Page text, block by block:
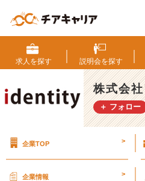
い
文
章
で
す
が
ラ
求人を探す 説明会を探す
株式会
＋ フォロー
企業TOP >
企業情報 >